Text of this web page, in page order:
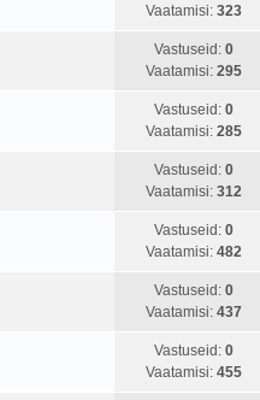
Vaatamisi: 323
Vastuseid: 0
Vaatamisi: 295
Vastuseid: 0
Vaatamisi: 285
Vastuseid: 0
Vaatamisi: 312
Vastuseid: 0
Vaatamisi: 482
Vastuseid: 0
Vaatamisi: 437
Vastuseid: 0
Vaatamisi: 455